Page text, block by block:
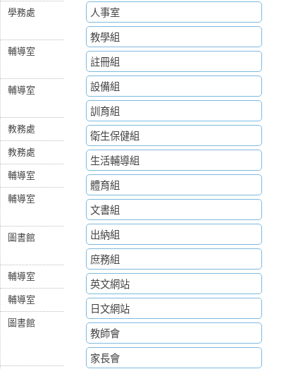
學務處
輔導室
輔導室
教務處
教務處
輔導室
輔導室
圖書館
輔導室
輔導室
圖書館
人事室
教學組
註冊組
設備組
訓育組
衛生保健組
生活輔導組
體育組
文書組
出納組
庶務組
英文網站
日文網站
教師會
家長會